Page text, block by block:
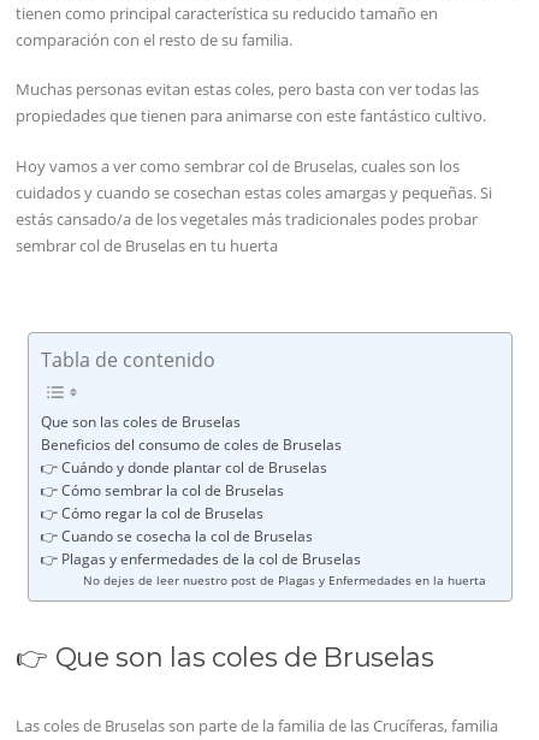
tienen como principal característica su reducido tamaño en
comparación con el resto de su familia.
Muchas personas evitan estas coles, pero basta con ver todas las
propiedades que tienen para animarse con este fantástico cultivo.
Hoy vamos a ver como sembrar col de Bruselas, cuales son los
cuidados y cuando se cosechan estas coles amargas y pequeñas. Si
estás cansado/a de los vegetales más tradicionales podes probar
sembrar col de Bruselas en tu huerta
Tabla de contenido
Que son las coles de Bruselas
Beneficios del consumo de coles de Bruselas
👉 Cuándo y donde plantar col de Bruselas
👉 Cómo sembrar la col de Bruselas
👉 Cómo regar la col de Bruselas
👉 Cuando se cosecha la col de Bruselas
👉 Plagas y enfermedades de la col de Bruselas
No dejes de leer nuestro post de Plagas y Enfermedades en la huerta
👉 Que son las coles de Bruselas
Las coles de Bruselas son parte de la familia de las Crucíferas, familia